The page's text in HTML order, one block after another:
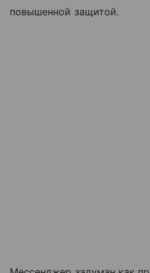
повышенной защитой.